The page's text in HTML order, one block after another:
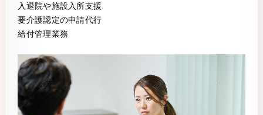
入退院や施設入所支援
要介護認定の申請代行
給付管理業務